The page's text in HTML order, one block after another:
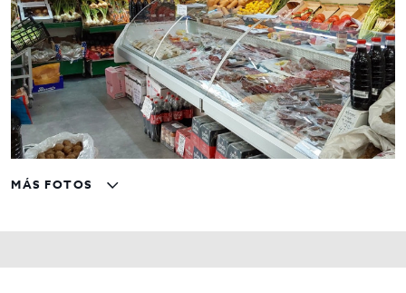
MÁS FOTOS